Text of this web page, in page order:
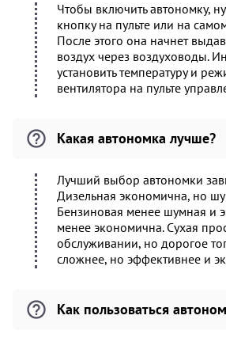
Чтобы включить автономку,
кнопку на пульте или на
После этого она начнет
воздух через воздуховоды.
установить температуру и
вентилятора на пульте
Какая автономка лучше?
Лучший выбор автономки
Дизельная экономична, но
Бензиновая менее шумная и
менее экономична. Сухая
обслуживании, но дорогое
сложнее, но эффективнее и
Как пользоваться